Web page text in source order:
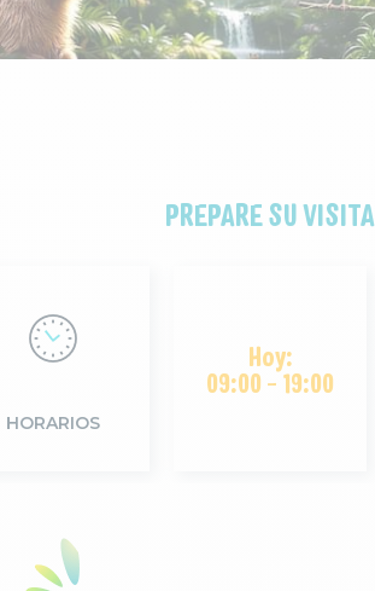
PREPARE SU VISITA
HORARIOS
Hoy:
09:00 - 19:00